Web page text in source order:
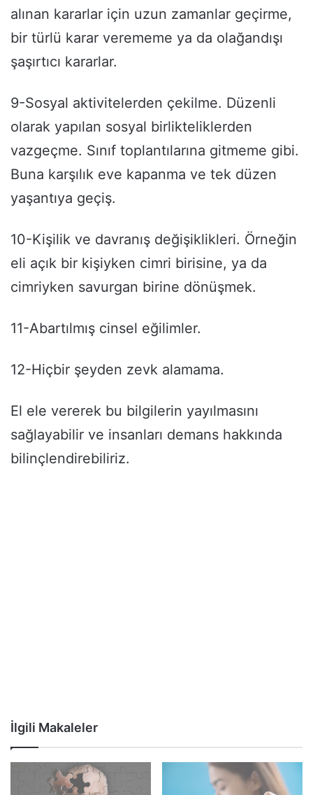
alınan kararlar için uzun zamanlar geçirme,
bir türlü karar verememe ya da olağandışı
şaşırtıcı kararlar.
9-Sosyal aktivitelerden çekilme. Düzenli
olarak yapılan sosyal birlikteliklerden
vazgeçme. Sınıf toplantılarına gitmeme gibi.
Buna karşılık eve kapanma ve tek düzen
yaşantıya geçiş.
10-Kişilik ve davranış değişiklikleri. Örneğin
eli açık bir kişiyken cimri birisine, ya da
cimriyken savurgan birine dönüşmek.
11-Abartılmış cinsel eğilimler.
12-Hiçbir şeyden zevk alamama.
El ele vererek bu bilgilerin yayılmasını
sağlayabilir ve insanları demans hakkında
bilinçlendirebiliriz.
İlgili Makaleler